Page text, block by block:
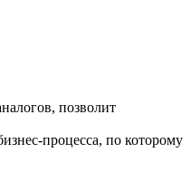
позволит
процесса, по которому